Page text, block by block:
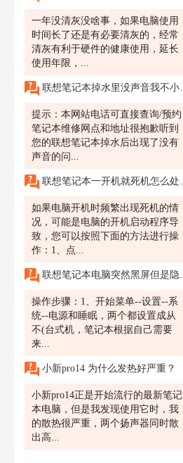
一年没清灰没啥事，如果电脑使用
时间长了还是有必要清灰的，经常
清灰有利于硬件的健康使用，延长
使用年限，...
联想笔记本掉水里没声音我不小心将我的联想笔记本掉进了水里，虽然我迅速将它捞了出来并擦干，但现在我的笔记本没有声音了。请问该怎么处理?
提示：本网站电话可直接查询/预约
笔记本维修网点和地址很抱歉听到
您的联想笔记本掉水后出现了没有
声音的问...
联想笔记本一开机就死机怎么处理?
如果电脑开机时频繁出现死机的情
况，可能是电脑的开机启动程序导
致，您可以按照下面的方法进行操
作：1、点...
联想笔记本电脑突然黑屏但是隐约能看屏幕，该怎么处理？
操作步骤：1、开始菜单--设置--系
统--电源和睡眠，两个都设置成从
不(台式机，笔记本根据自己需要
来...
小新pro14 为什么发热好严重？
小新pro14正是开始流行的最新笔记
本电脑，但是我发现使用它时，我
的散热很严重，两个扬声器同时散
出高...